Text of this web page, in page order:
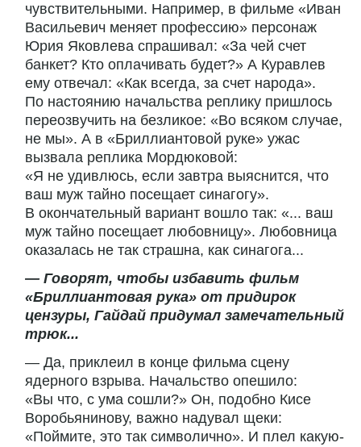
чувствительными. Например, в фильме «Иван
Васильевич меняет профессию» персонаж
Юрия Яковлева спрашивал: «За чей счет
банкет? Кто оплачивать будет?» А Куравлев
ему отвечал: «Как всегда, за счет народа».
По настоянию начальства реплику пришлось
переозвучить на безликое: «Во всяком случае,
не мы». А в «Бриллиантовой руке» ужас
вызвала реплика Мордюковой:
«Я не удивлюсь, если завтра выяснится, что
ваш муж тайно посещает синагогу».
В окончательный вариант вошло так: «... ваш
муж тайно посещает любовницу». Любовница
оказалась не так страшна, как синагога...
— Говорят, чтобы избавить фильм
«Бриллиантовая рука» от придирок
цензуры, Гайдай придумал замечательный
трюк...
— Да, приклеил в конце фильма сцену
ядерного взрыва. Начальство опешило:
«Вы что, с ума сошли?» Он, подобно Кисе
Воробьянинову, важно надувал щеки:
«Поймите, это так символично». И плел какую-